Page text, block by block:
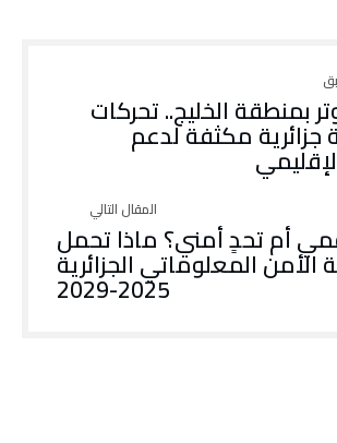
بمنطقة الخليج.. تحركات
جزائرية مكثفة لدعم
أم تحدٍ أمني؟ ماذا تحمل
الأمن المعلوماتي الجزائرية
2025-2029